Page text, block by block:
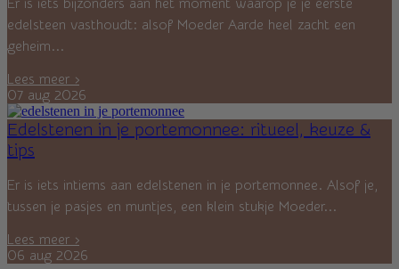
Er is iets bijzonders aan het moment waarop je je eerste
edelsteen vasthoudt: alsof Moeder Aarde heel zacht een
geheim...
Lees meer ›
07 aug 2026
Edelstenen in je portemonnee: ritueel, keuze &
tips
Er is iets intiems aan edelstenen in je portemonnee. Alsof je,
tussen je pasjes en muntjes, een klein stukje Moeder...
Lees meer ›
06 aug 2026